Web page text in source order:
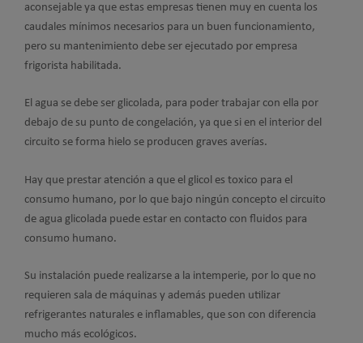
aconsejable ya que estas empresas tienen muy en cuenta los
caudales mínimos necesarios para un buen funcionamiento,
pero su mantenimiento debe ser ejecutado por empresa
frigorista habilitada.
El agua se debe ser glicolada, para poder trabajar con ella por
debajo de su punto de congelación, ya que si en el interior del
circuito se forma hielo se producen graves averías.
Hay que prestar atención a que el glicol es toxico para el
consumo humano, por lo que bajo ningún concepto el circuito
de agua glicolada puede estar en contacto con fluidos para
consumo humano.
Su instalación puede realizarse a la intemperie, por lo que no
requieren sala de máquinas y además pueden utilizar
refrigerantes naturales e inflamables, que son con diferencia
mucho más ecológicos.